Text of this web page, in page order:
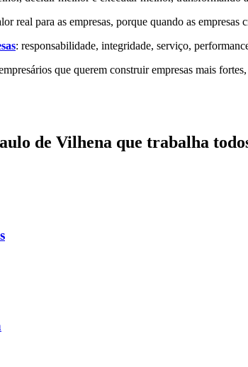
real para as empresas, porque quando as empresas
: responsabilidade, integridade, serviço,
que querem construir empresas mais
de Vilhena que trabalha